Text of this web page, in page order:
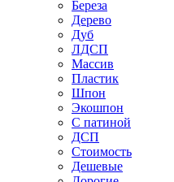
Береза
Дерево
Дуб
ЛДСП
Массив
Пластик
Шпон
Экошпон
С патиной
ДСП
Стоимость
Дешевые